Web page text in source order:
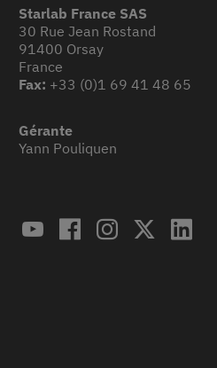
Starlab France SAS
30 Rue Jean Rostand
91400 Orsay
France
Fax: +33 (0)1 69 41 48 65
Gérante
Yann Pouliquen